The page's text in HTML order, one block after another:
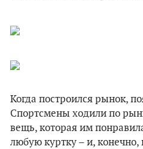
Когда построился рынок,
Спортсмены ходили по
вещь, которая им
любую куртку – и, конечно,